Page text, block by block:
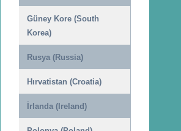
Güney Kore (South
Korea)
Rusya (Russia)
Hırvatistan (Croatia)
İrlanda (Ireland)